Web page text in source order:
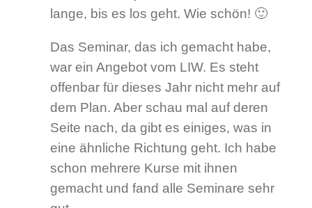
lange, bis es los geht. Wie schön! 🙂
Das Seminar, das ich gemacht habe,
war ein Angebot vom LIW. Es steht
offenbar für dieses Jahr nicht mehr auf
dem Plan. Aber schau mal auf deren
Seite nach, da gibt es einiges, was in
eine ähnliche Richtung geht. Ich habe
schon mehrere Kurse mit ihnen
gemacht und fand alle Seminare sehr